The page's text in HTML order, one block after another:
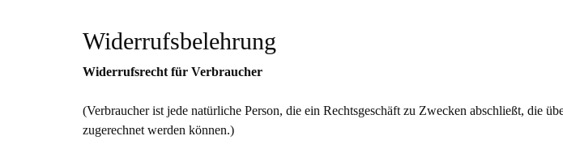
Widerrufsbelehrung
Widerrufsrecht für Verbraucher
(Verbraucher ist jede natürliche Person, die ein Rechtsgeschäft zu Zwecken abschließt, die
zugerechnet werden können.)